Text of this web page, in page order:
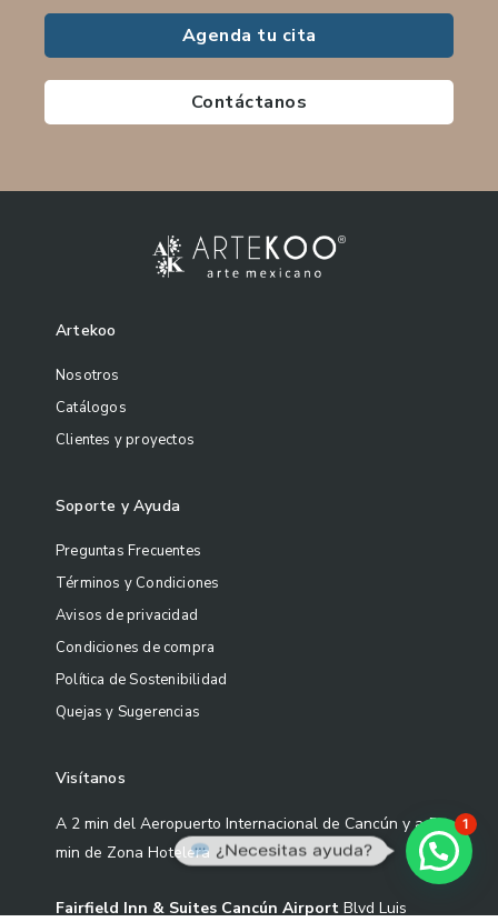
Agenda tu cita
Contáctanos
Artekoo
Nosotros
Catálogos
Clientes y proyectos
Soporte y Ayuda
Preguntas Frecuentes
Términos y Condiciones
Avisos de privacidad
Condiciones de compra
Política de Sostenibilidad
Quejas y Sugerencias
Visítanos
A 2 min del Aeropuerto Internacional de Cancún y a 5
min de Zona Hotelera
Fairfield Inn & Suites Cancún Airport Blvd Luis
¿Necesitas ayuda?
1